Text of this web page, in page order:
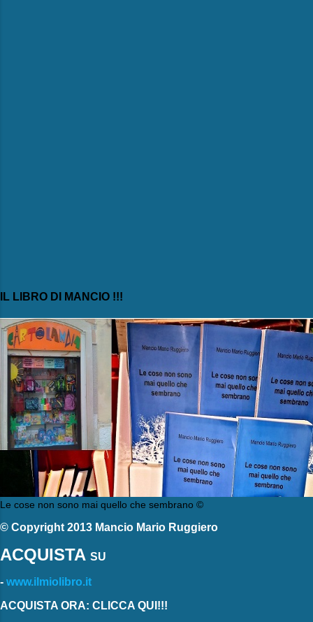
IL LIBRO DI MANCIO !!!
Le cose non sono mai quello che sembrano ©
© Copyright 2013 Mancio Mario Ruggiero
ACQUISTA SU
- www.ilmiolibro.it
ACQUISTA ORA: CLICCA QUI!!!